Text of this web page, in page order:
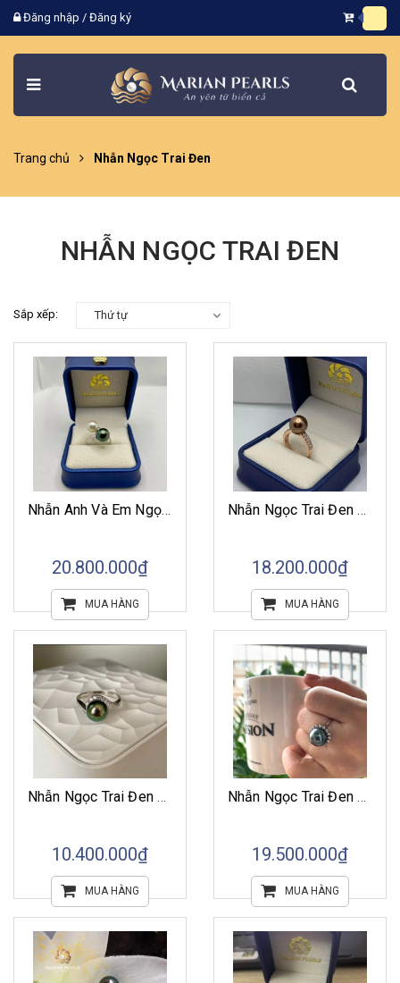
Đăng nhập / Đăng ký
Trang chủ Nhẫn Ngọc Trai Đen
NHẪN NGỌC TRAI ĐEN
Sắp xếp: Thứ tự
Nhẫn Anh Và Em Ngọc Trai Tahiti Xanh Lông Công 9.5mm Cùng Ngọc Trai Akoya Trắng 8mm
20.800.000₫
MUA HÀNG
Nhẫn Ngọc Trai Đen Tahiti Ánh Nâu Hồng 11mm Cùng Ổ Vàng Hồng 10k Gắn Đá
18.200.000₫
MUA HÀNG
Nhẫn Ngọc Trai Đen Tahiti Xanh Lông Công Vàng 10k Gắn Đá
10.400.000₫
MUA HÀNG
Nhẫn Ngọc Trai Đen Tahiti Cỡ 12mm Kết Hợp Vàng 10k
19.500.000₫
MUA HÀNG